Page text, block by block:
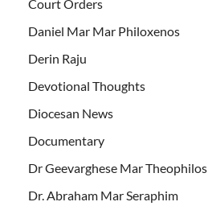
Court Orders
Daniel Mar Mar Philoxenos
Derin Raju
Devotional Thoughts
Diocesan News
Documentary
Dr Geevarghese Mar Theophilos
Dr. Abraham Mar Seraphim